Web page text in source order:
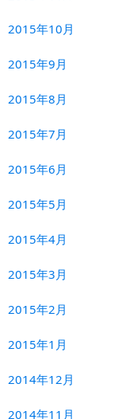
2015年10月
2015年9月
2015年8月
2015年7月
2015年6月
2015年5月
2015年4月
2015年3月
2015年2月
2015年1月
2014年12月
2014年11月